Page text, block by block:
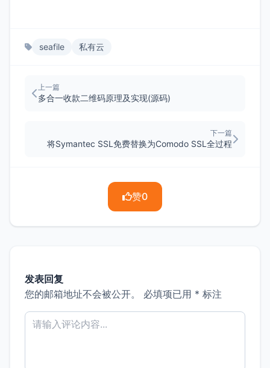
seafile 私有云
上一篇
多合一收款二维码原理及实现(源码)
下一篇
将Symantec SSL免费替换为Comodo SSL全过程
赞0
发表回复
您的邮箱地址不会被公开。
必填项已用 * 标注